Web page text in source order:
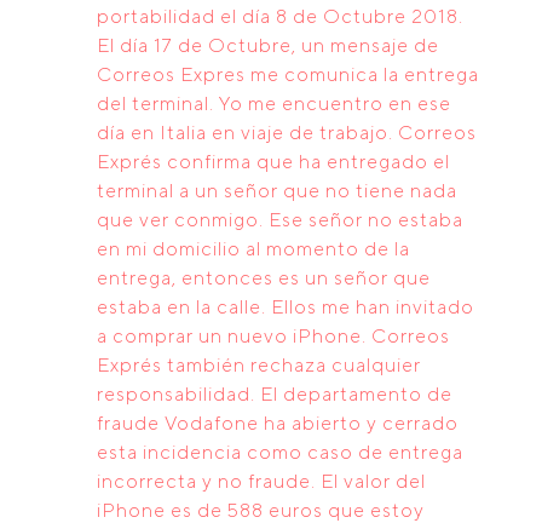
portabilidad el día 8 de Octubre 2018.
El día 17 de Octubre, un mensaje de
Correos Expres me comunica la entrega
del terminal. Yo me encuentro en ese
día en Italia en viaje de trabajo. Correos
Exprés confirma que ha entregado el
terminal a un señor que no tiene nada
que ver conmigo. Ese señor no estaba
en mi domicilio al momento de la
entrega, entonces es un señor que
estaba en la calle. Ellos me han invitado
a comprar un nuevo iPhone. Correos
Exprés también rechaza cualquier
responsabilidad. El departamento de
fraude Vodafone ha abierto y cerrado
esta incidencia como caso de entrega
incorrecta y no fraude. El valor del
iPhone es de 588 euros que estoy